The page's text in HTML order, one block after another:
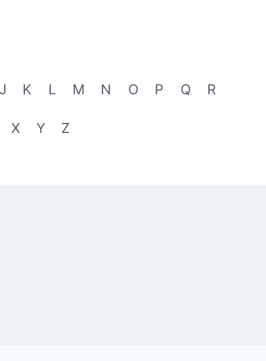
J K L M N O P Q R
X Y Z